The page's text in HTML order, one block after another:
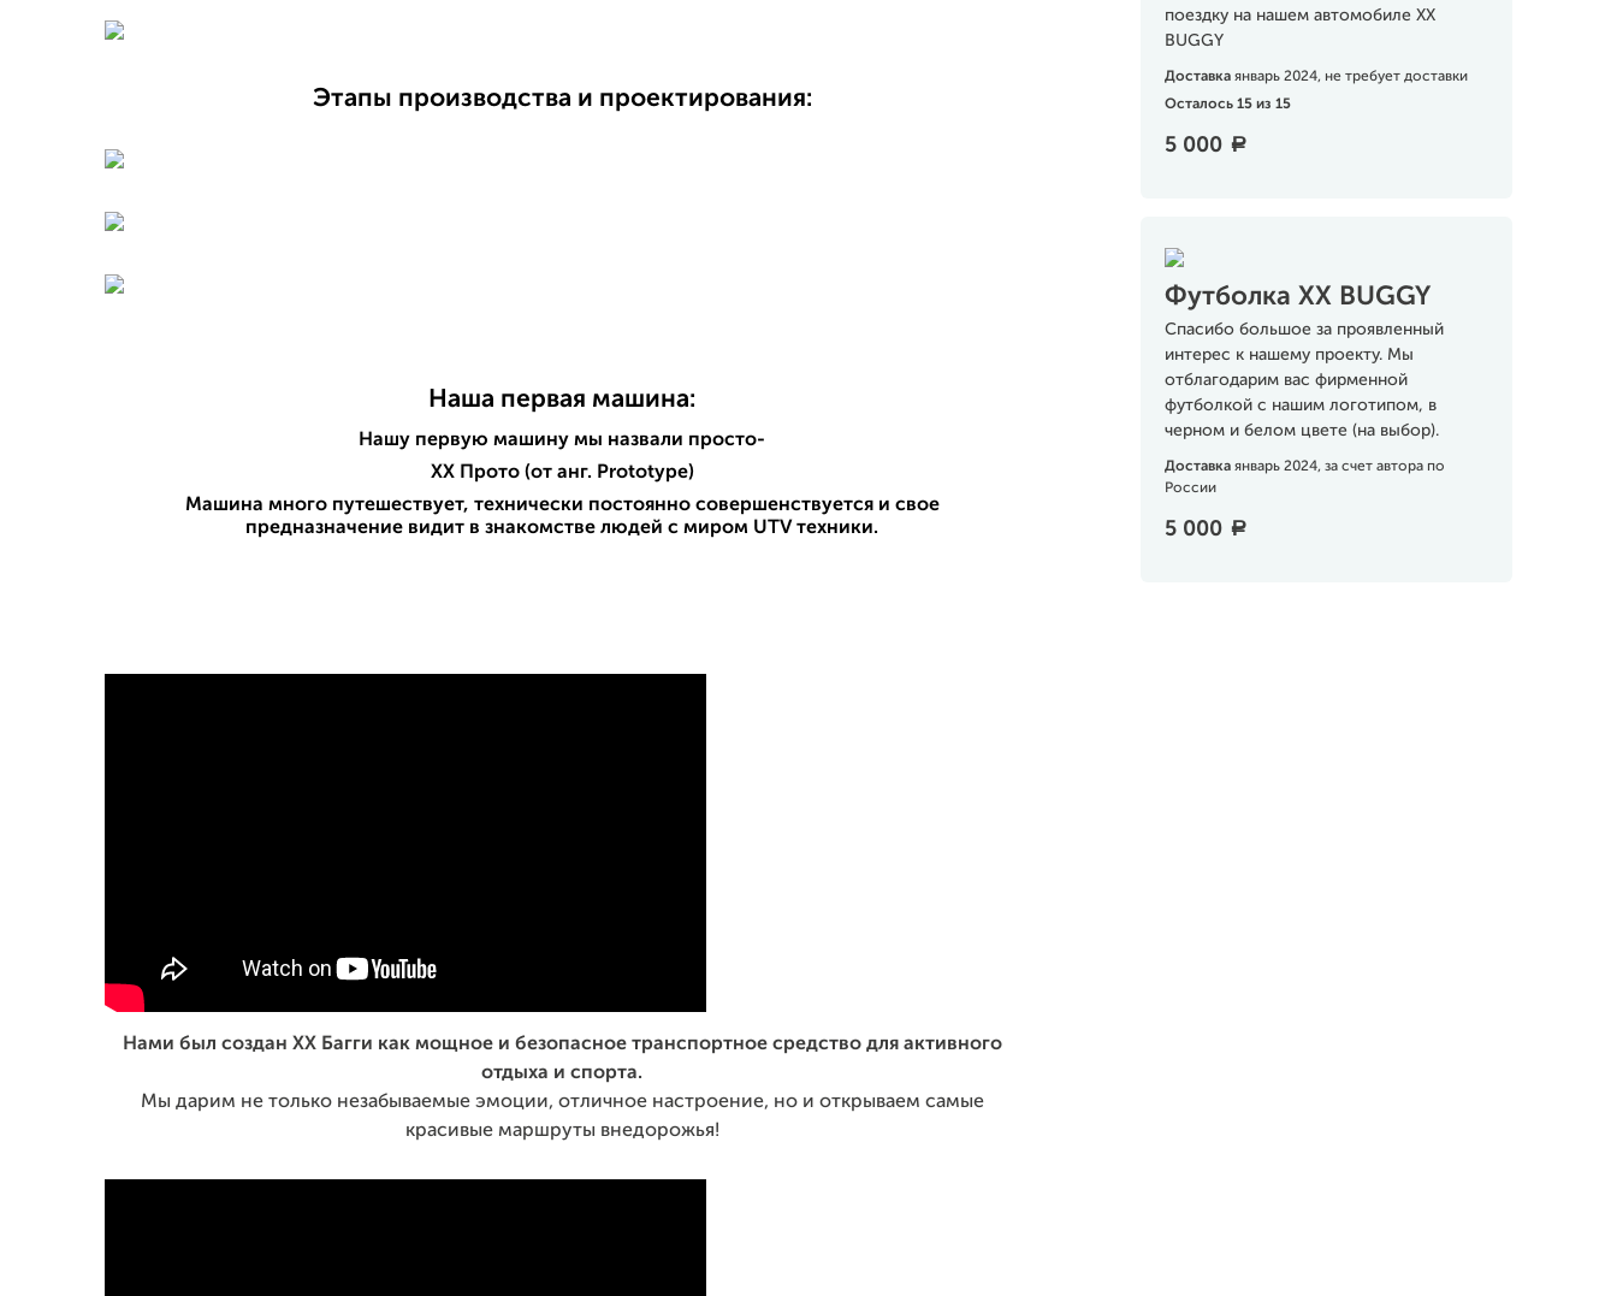
поездку на нашем автомобиле XX
BUGGY
Доставка январь 2024, не требует доставки
Осталось 15 из 15
5 000 a
Футболка XX BUGGY
Спасибо большое за проявленный
интерес к нашему проекту. Мы
отблагодарим вас фирменной
футболкой с нашим логотипом, в
черном и белом цвете (на выбор).
Доставка январь 2024, за счет автора по
России
5 000 a
Этапы производства и проектирования:
Наша первая машина:
Нашу первую машину мы назвали просто-
XX Прото (от анг. Prototype)
Машина много путешествует, технически постоянно совершенствуется и свое
предназначение видит в знакомстве людей с миром UTV техники.
Нами был создан XX Багги как мощное и безопасное транспортное средство для активного
отдыха и спорта.
Мы дарим не только незабываемые эмоции, отличное настроение, но и открываем самые
красивые маршруты внедорожья!